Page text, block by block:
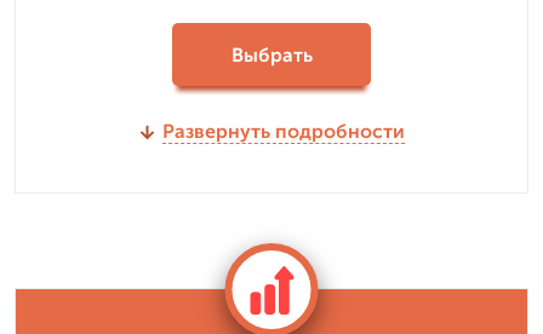
Выбрать
Развернуть подробности